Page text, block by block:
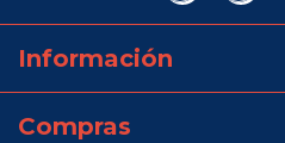
Información
Compras